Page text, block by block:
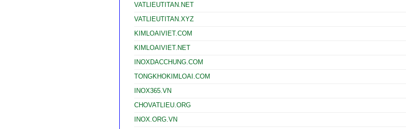
VATLIEUTITAN.NET
VATLIEUTITAN.XYZ
KIMLOAIVIET.COM
KIMLOAIVIET.NET
INOXDACCHUNG.COM
TONGKHOKIMLOAI.COM
INOX365.VN
CHOVATLIEU.ORG
INOX.ORG.VN